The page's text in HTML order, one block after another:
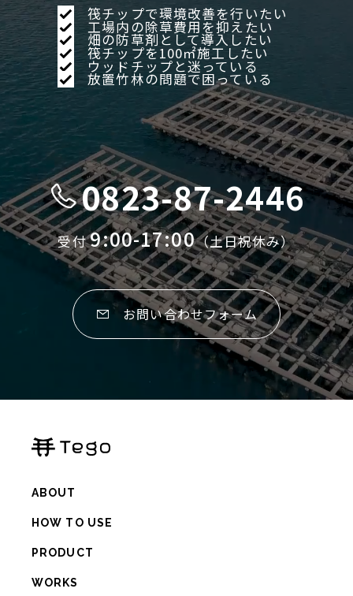
WORKS
施工の流れ
実績
ストーリー
お知らせ
筏チップで環境改善を行いたい
工場内の除草費用を抑えたい
畑の防草剤として導入したい
筏チップを100㎡施工したい
ウッドチップと迷っている
放置竹林の問題で困っている
0823-87-2446
受付9:00-17:00（土日祝休み）
お問い合わせフォーム
ABOUT
HOW TO USE
PRODUCT
WORKS